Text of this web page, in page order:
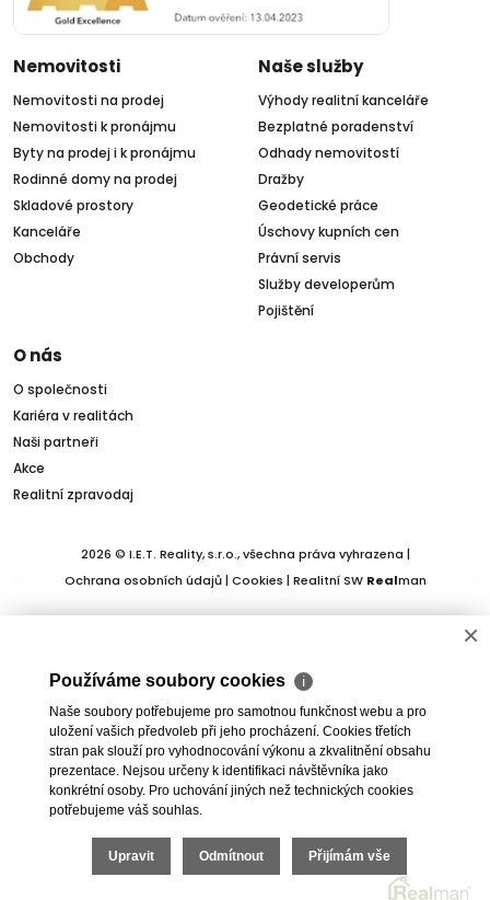
Nemovitosti
Nemovitosti na prodej
Nemovitosti k pronájmu
Byty na prodej i k pronájmu
Rodinné domy na prodej
Skladové prostory
Kanceláře
Obchody
Naše služby
Výhody realitní kanceláře
Bezplatné poradenství
Odhady nemovitostí
Dražby
Geodetické práce
Úschovy kupních cen
Právní servis
Služby developerům
Pojištění
O nás
O společnosti
Kariéra v realitách
Naši partneři
Akce
Realitní zpravodaj
2026 © I.E.T. Reality, s.r.o., všechna práva vyhrazena |
Ochrana osobních údajů| Cookies | Realitní SW Realman
×
Používáme soubory cookies ℹ
Naše soubory potřebujeme pro samotnou funkčnost webu a pro
uložení vašich předvoleb při jeho procházení. Cookies třetích
stran pak slouží pro vyhodnocování výkonu a zkvalitnění obsahu
prezentace. Nejsou určeny k identifikaci návštěvníka jako
konkrétní osoby. Pro uchování jiných než technických cookies
potřebujeme váš souhlas.
Upravit Odmítnout Přijímám vše